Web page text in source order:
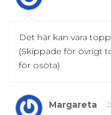
Det här kan vara
(Skippade för övrigt
för osöta)
Margareta